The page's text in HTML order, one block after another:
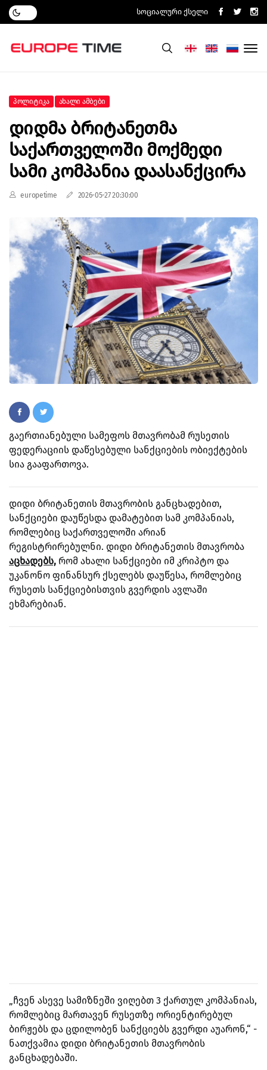
Სოციალური Ქსელი
Პოლიტიკა Ახალი Ამბები
Დიდმა Ბრიტანეთმა
Საქართველოში Მოქმედი
Სამი Კომპანია Დაასანქცირა
europetime 2026-05-27 20:30:00
გაერთიანებული სამეფოს მთავრობამ რუსეთის
ფედერაციის დაწესებული სანქციების ობიექტების
სია გააფართოვა.
დიდი ბრიტანეთის მთავრობის განცხადებით,
სანქციები დაუწესდა დამატებით სამ კომპანიას,
რომლებიც საქართველოში არიან
რეგისტრირებულნი. დიდი ბრიტანეთის მთავრობა
აცხადებს, რომ ახალი სანქციები იმ კრიპტო და
უკანონო ფინანსურ ქსელებს დაუწესა, რომლებიც
რუსეთს სანქციებისთვის გვერდის ავლაში
ეხმარებიან.
„ჩვენ ასევე სამიზნეში ვიღებთ 3 ქართულ კომპანიას,
რომლებიც მართავენ რუსეთზე ორიენტირებულ
ბირჟებს და ცდილობენ სანქციებს გვერდი აუარონ,“ -
ნათქვამია დიდი ბრიტანეთის მთავრობის
განცხადებაში.